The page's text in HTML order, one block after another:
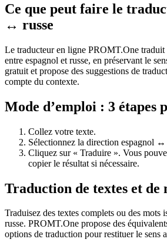
Ce que peut faire le
↔ russe
Le traducteur en ligne PROMT.One traduit
entre espagnol et russe, en préservant le
gratuit et propose des suggestions de
compte du contexte.
Mode d’emploi : 3 étapes
Collez votre texte.
Sélectionnez la direction espagnol ↔
Cliquez sur « Traduire ». Vous
copier le résultat si nécessaire.
Traduction de textes et de
Traduisez des textes complets ou des mots
russe. PROMT.One propose des
options de traduction pour restituer le sens